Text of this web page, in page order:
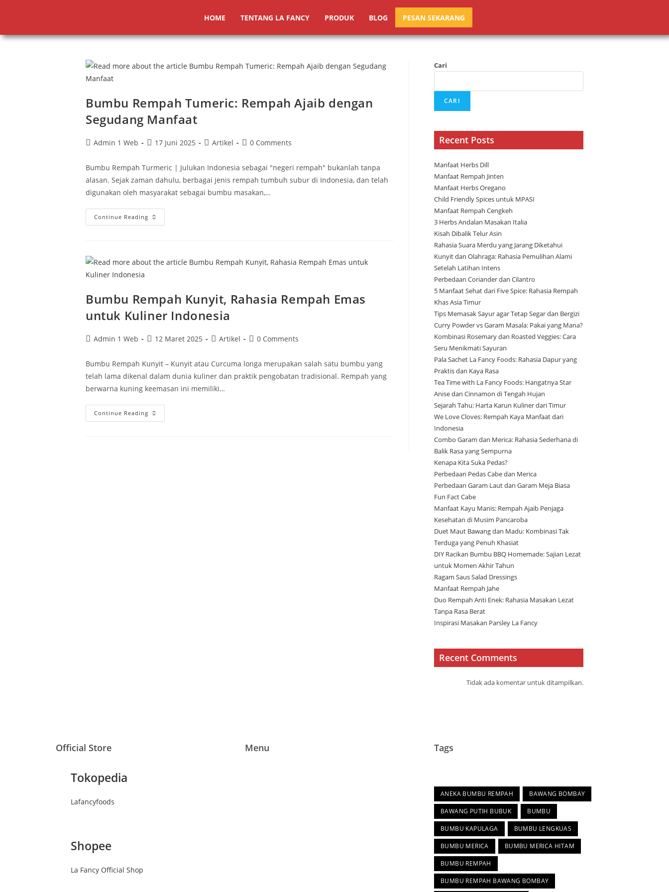
HOME TENTANG LA FANCY PRODUK BLOG PESAN SEKARANG
Bumbu Rempah Tumeric: Rempah Ajaib dengan
Segudang Manfaat
Admin 1 Web 17 Juni 2025 Artikel 0 Comments
Bumbu Rempah Turmeric | Julukan Indonesia sebagai "negeri rempah" bukanlah tanpa
alasan. Sejak zaman dahulu, berbagai jenis rempah tumbuh subur di Indonesia, dan telah
digunakan oleh masyarakat sebagai bumbu masakan,…
Continue Reading
Bumbu Rempah Kunyit, Rahasia Rempah Emas
untuk Kuliner Indonesia
Admin 1 Web 12 Maret 2025 Artikel 0 Comments
Bumbu Rempah Kunyit – Kunyit atau Curcuma longa merupakan salah satu bumbu yang
telah lama dikenal dalam dunia kuliner dan praktik pengobatan tradisional. Rempah yang
berwarna kuning keemasan ini memiliki…
Continue Reading
Cari
CARI
Recent Posts
Manfaat Herbs Dill
Manfaat Rempah Jinten
Manfaat Herbs Oregano
Child Friendly Spices untuk MPASI
Manfaat Rempah Cengkeh
3 Herbs Andalan Masakan Italia
Kisah Dibalik Telur Asin
Rahasia Suara Merdu yang Jarang Diketahui
Kunyit dan Olahraga: Rahasia Pemulihan Alami
Setelah Latihan Intens
Perbedaan Coriander dan Cilantro
5 Manfaat Sehat dari Five Spice: Rahasia Rempah
Khas Asia Timur
Tips Memasak Sayur agar Tetap Segar dan Bergizi
Curry Powder vs Garam Masala: Pakai yang Mana?
Kombinasi Rosemary dan Roasted Veggies: Cara
Seru Menikmati Sayuran
Pala Sachet La Fancy Foods: Rahasia Dapur yang
Praktis dan Kaya Rasa
Tea Time with La Fancy Foods: Hangatnya Star
Anise dan Cinnamon di Tengah Hujan
Sejarah Tahu: Harta Karun Kuliner dari Timur
We Love Cloves: Rempah Kaya Manfaat dari
Indonesia
Combo Garam dan Merica: Rahasia Sederhana di
Balik Rasa yang Sempurna
Kenapa Kita Suka Pedas?
Perbedaan Pedas Cabe dan Merica
Perbedaan Garam Laut dan Garam Meja Biasa
Fun Fact Cabe
Manfaat Kayu Manis: Rempah Ajaib Penjaga
Kesehatan di Musim Pancaroba
Duet Maut Bawang dan Madu: Kombinasi Tak
Terduga yang Penuh Khasiat
DIY Racikan Bumbu BBQ Homemade: Sajian Lezat
untuk Momen Akhir Tahun
Ragam Saus Salad Dressings
Manfaat Rempah Jahe
Duo Rempah Anti Enek: Rahasia Masakan Lezat
Tanpa Rasa Berat
Inspirasi Masakan Parsley La Fancy
Recent Comments
Tidak ada komentar untuk ditampilkan.
Official Store
Tokopedia
Lafancyfoods
Shopee
La Fancy Official Shop
Menu Tags
ANEKA BUMBU REMPAH BAWANG BOMBAY
BAWANG PUTIH BUBUK BUMBU
BUMBU KAPULAGA BUMBU LENGKUAS
BUMBU MERICA BUMBU MERICA HITAM
BUMBU REMPAH
BUMBU REMPAH BAWANG BOMBAY